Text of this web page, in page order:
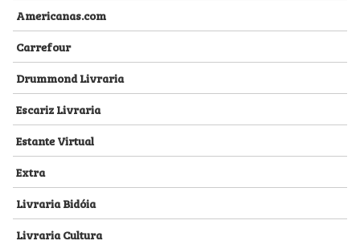
Americanas.com
Carrefour
Drummond Livraria
Escariz Livraria
Estante Virtual
Extra
Livraria Bidóia
Livraria Cultura